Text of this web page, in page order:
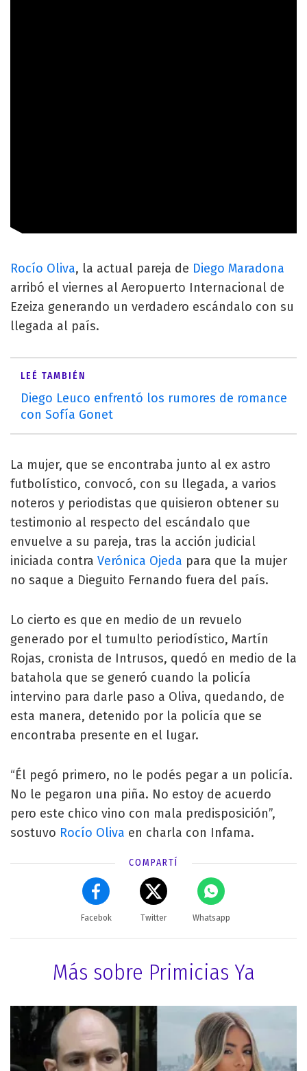
Rocío Oliva, la actual pareja de Diego Maradona
arribó el viernes al Aeropuerto Internacional de
Ezeiza generando un verdadero escándalo con su
llegada al país.
LEÉ TAMBIÉN
Diego Leuco enfrentó los rumores de romance
con Sofía Gonet
La mujer, que se encontraba junto al ex astro
futbolístico, convocó, con su llegada, a varios
noteros y periodistas que quisieron obtener su
testimonio al respecto del escándalo que
envuelve a su pareja, tras la acción judicial
iniciada contra Verónica Ojeda para que la mujer
no saque a Dieguito Fernando fuera del país.
Lo cierto es que en medio de un revuelo
generado por el tumulto periodístico, Martín
Rojas, cronista de Intrusos, quedó en medio de la
batahola que se generó cuando la policía
intervino para darle paso a Oliva, quedando, de
esta manera, detenido por la policía que se
encontraba presente en el lugar.
“Él pegó primero, no le podés pegar a un policía.
No le pegaron una piña. No estoy de acuerdo
pero este chico vino con mala predisposición”,
sostuvo Rocío Oliva en charla con Infama.
COMPARTÍ
Facebok Twitter Whatsapp
Más sobre Primicias Ya